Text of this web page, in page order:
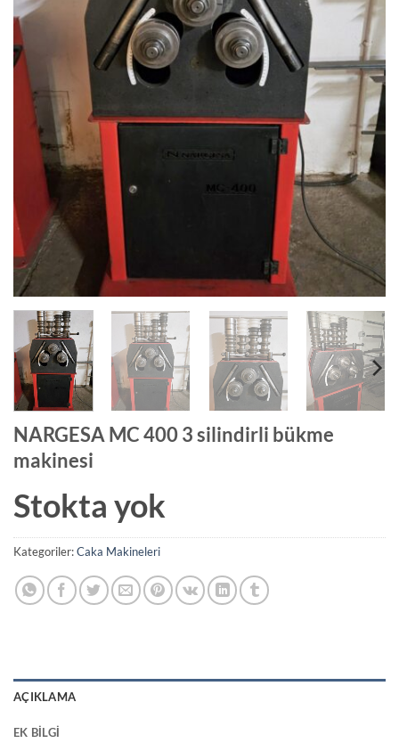
NARGESA MC 400 3 silindirli bükme
makinesi
Stokta yok
Kategoriler:Caka Makineleri
AÇIKLAMA
EK BILGI